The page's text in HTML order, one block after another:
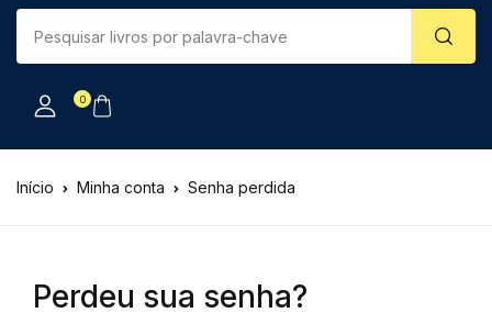
0
Início Minha conta Senha perdida
Perdeu sua senha?